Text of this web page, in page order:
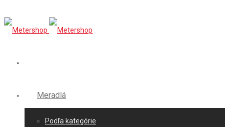
Meradlá
Podľa kategórie